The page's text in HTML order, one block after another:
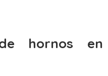
hornos en